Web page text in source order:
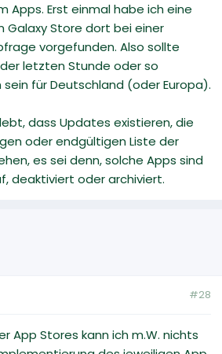
Apps. Erst einmal habe ich eine
Galaxy Store dort bei einer
vorgefunden. Also sollte
letzten Stunde oder so
für Deutschland (oder Europa).
dass Updates existieren, die
oder endgültigen Liste der
es sei denn, solche Apps sind
deaktiviert oder archiviert.
#28
App Stores kann ich m.W. nichts